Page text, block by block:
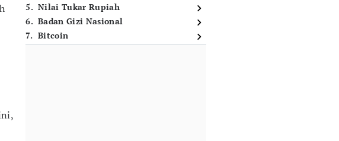
5. Nilai Tukar Rupiah
6. Badan Gizi Nasional
7. Bitcoin